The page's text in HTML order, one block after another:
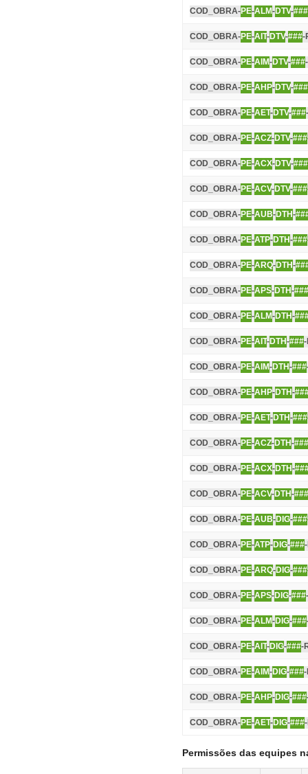
COD_OBRA-PE-ALM-DTV-###
COD_OBRA-PE-AIT-DTV-###-
COD_OBRA-PE-AIM-DTV-###
COD_OBRA-PE-AHP-DTV-###
COD_OBRA-PE-AET-DTV-###
COD_OBRA-PE-ACZ-DTV-###
COD_OBRA-PE-ACX-DTV-###
COD_OBRA-PE-ACV-DTV-###
COD_OBRA-PE-AUB-DTH-
COD_OBRA-PE-ATP-DTH-###
COD_OBRA-PE-ARQ-DTH-
COD_OBRA-PE-APS-DTH-###
COD_OBRA-PE-ALM-DTH-
COD_OBRA-PE-AIT-DTH-###
COD_OBRA-PE-AIM-DTH-###
COD_OBRA-PE-AHP-DTH-
COD_OBRA-PE-AET-DTH-###
COD_OBRA-PE-ACZ-DTH-###
COD_OBRA-PE-ACX-DTH-
COD_OBRA-PE-ACV-DTH-###
COD_OBRA-PE-AUB-DIG-###
COD_OBRA-PE-ATP-DIG-###
COD_OBRA-PE-ARQ-DIG-###
COD_OBRA-PE-APS-DIG-###
COD_OBRA-PE-ALM-DIG-###
COD_OBRA-PE-AIT-DIG-###-
COD_OBRA-PE-AIM-DIG-###
COD_OBRA-PE-AHP-DIG-###
COD_OBRA-PE-AET-DIG-###
Permissões das equipes